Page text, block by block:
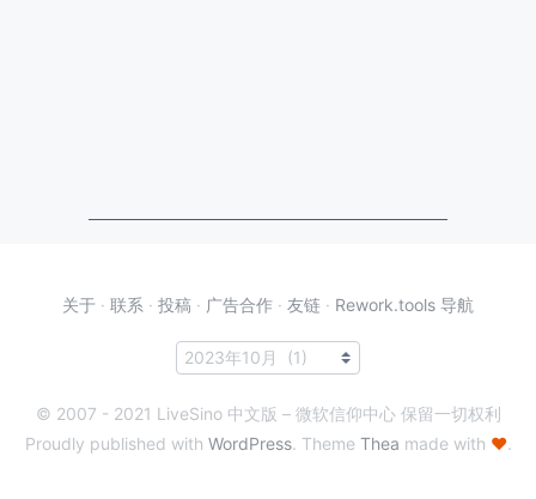
关于 · 联系 · 投稿 · 广告合作 · 友链 · Rework.tools 导航
© 2007 - 2021 LiveSino 中文版 – 微软信仰中心 保留一切权利
Proudly published with WordPress. Theme Thea made with ♥.